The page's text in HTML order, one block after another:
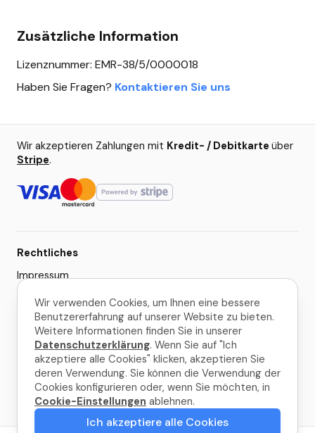
Zusätzliche Information
Lizenznummer: EMR-38/5/0000018
Haben Sie Fragen? Kontaktieren Sie uns
Wir akzeptieren Zahlungen mit Kredit- / Debitkarte über
Stripe.
Rechtliches
Impressum
AGB
Datenschutzerklärung
Cookie-Einstellungen
© 2026 La Palma Travel
Gemacht mit
in La Palma
Wir verwenden Cookies, um Ihnen eine bessere
Benutzererfahrung auf unserer Website zu bieten.
Weitere Informationen finden Sie in unserer
Datenschutzerklärung. Wenn Sie auf "Ich
akzeptiere alle Cookies" klicken, akzeptieren Sie
deren Verwendung. Sie können die Verwendung der
Cookies konfigurieren oder, wenn Sie möchten, in
Cookie-Einstellungen ablehnen.
Ich akzeptiere alle Cookies